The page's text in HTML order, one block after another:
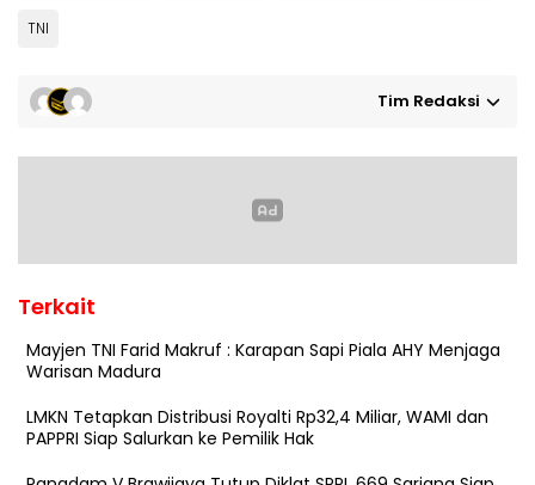
TNI
Tim Redaksi
Terkait
Mayjen TNI Farid Makruf : Karapan Sapi Piala AHY Menjaga
Warisan Madura
LMKN Tetapkan Distribusi Royalti Rp32,4 Miliar, WAMI dan
PAPPRI Siap Salurkan ke Pemilik Hak